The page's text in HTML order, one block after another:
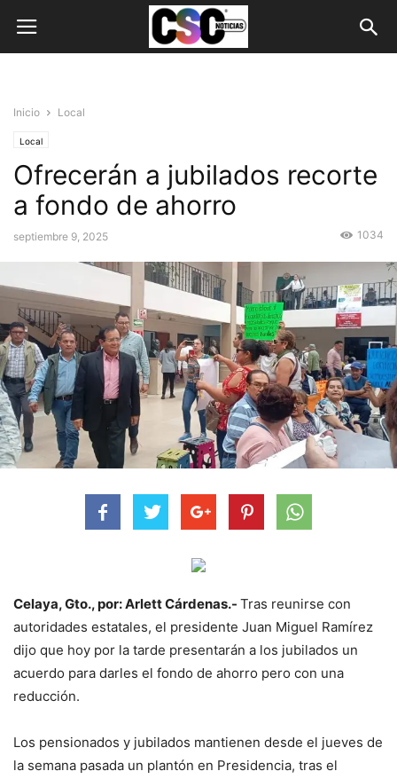
Inicio Local
Local
Ofrecerán a jubilados recorte
a fondo de ahorro
septiembre 9, 2025 1034
Celaya, Gto., por: Arlett Cárdenas.- Tras reunirse con
autoridades estatales, el presidente Juan Miguel Ramírez
dijo que hoy por la tarde presentarán a los jubilados un
acuerdo para darles el fondo de ahorro pero con una
reducción.
Los pensionados y jubilados mantienen desde el jueves de
la semana pasada un plantón en Presidencia, tras el